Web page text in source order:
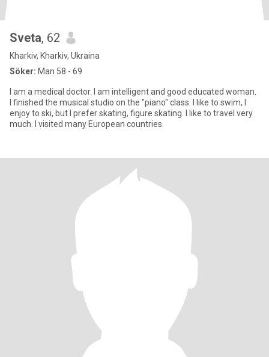
Sveta, 62
Kharkiv, Kharkiv, Ukraina
Söker: Man 58 - 69
I am a medical doctor. I am intelligent and good educated woman.
I finished the musical studio on the "piano" class. I like to swim, I
enjoy to ski, but I prefer skating, figure skating. I like to travel very
much. I visited many European countries.